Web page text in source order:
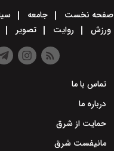
صفحه نخست جامعه
ورزش
روایت تصویر
تماس با ما
درباره ما
حمایت از شرق
مانیفست شرق